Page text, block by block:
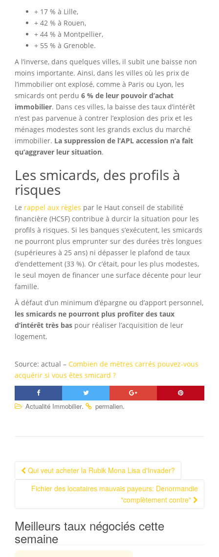
+ 17 % à Lille,
+ 42 % à Rouen,
+ 44 % à Montpellier,
+ 55 % à Grenoble.
A l’inverse, dans quelques villes, il subit une baisse non
moins importante. Ainsi, dans les villes où les prix de
l’immobilier ont explosé, comme à Paris ou Lyon, les
smicards ont perdu 6 % de leur pouvoir d’achat
immobilier. Dans ces villes, la baisse des taux d’intérêt
n’est pas parvenue à contrer l’explosion des prix et les
ménages modestes sont les grands exclus du marché
immobilier. La suppression de l’APL accession n’a fait
qu’aggraver leur situation.
Les smicards, des profils à
risques
Le rappel aux règles par le Haut conseil de stabilité
financière (HCSF) contribue à durcir la situation pour les
profils à risques. Si les banques s’exécutent, les smicards
ne pourront plus emprunter sur des durées très longues
(supérieures à 25 ans) ni dépasser le plafond de taux
d’endettement (33 %). Or c’était, pour les plus modestes,
le seul moyen de financer une surface décente pour leur
famille.
À défaut d’un minimum d’épargne ou d’apport personnel,
les smicards ne pourront plus profiter des taux
d’intérêt très bas pour réaliser l’acquisition de leur
logement.
Source: actual – Combien de mètres carrés pouvez-vous
acquérir si vous êtes smicard ?
Actualité Immobilier. permalien.
Navigation Article
Qui veut acheter la Rubik Mona Lisa d'Invader?
Fichier des locataires mauvais payeurs: Denormandie
"complètement contre"
Meilleurs taux négociés cette
semaine